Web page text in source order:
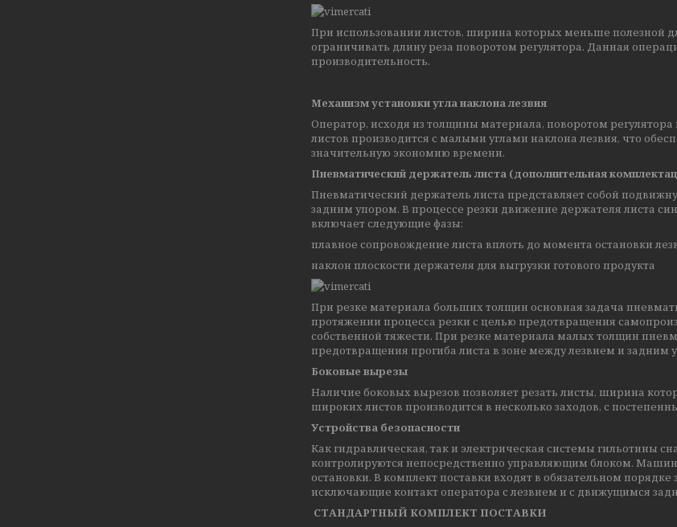
При использовании листов, ширина которых меньше полезной
ограничивать длину реза поворотом регулятора. Данная
производительность.
Механизм установки угла наклона лезвия
Оператор, исходя из толщины материала, поворотом
листов производится с малыми углами наклона лезвия, что
значительную экономию времени.
Пневматический держатель листа (дополнительная
Пневматический держатель листа представляет собой
задним упором. В процессе резки движение держателя листа
включает следующие фазы:
плавное сопровождение листа вплоть до момента остановки
наклон плоскости держателя для выгрузки готового продукта
При резке материала больших толщин основная задача
протяжении процесса резки с целью предотвращения
собственной тяжести. При резке материала малых толщин
предотвращения прогиба листа в зоне между лезвием и задним
Боковые вырезы
Наличие боковых вырезов позволяет резать листы, ширина
широких листов производится в несколько заходов, с
Устройства безопасности
Как гидравлическая, так и электрическая системы гильотины
контролируются непосредственно управляющим блоком.
остановки. В комплект поставки входят в обязательном
исключающие контакт оператора с лезвием и с движущимся
СТАНДАРТНЫЙ КОМПЛЕКТ ПОСТАВКИ